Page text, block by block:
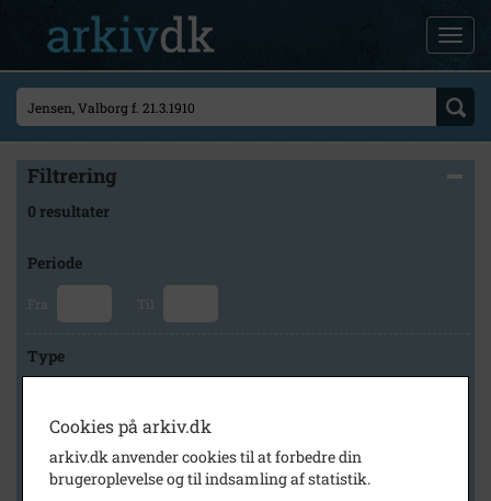
Filtrering
0 resultater
Periode
Fra Til
Type
Arkiv
Slagelse Stads- og Lokalarkiv
Cookies på arkiv.dk
arkiv.dk anvender cookies til at forbedre din
brugeroplevelse og til indsamling af statistik.